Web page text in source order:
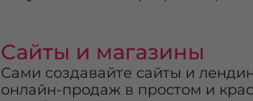
Сайты и магазины
Сами создавайте сайты и
онлайн-продаж в простом и